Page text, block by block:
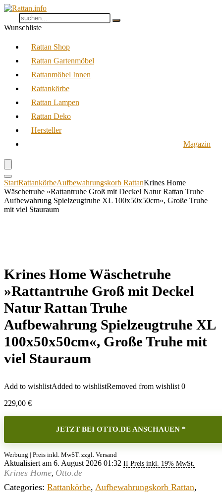
Wunschliste
Rattan Shop
Rattan Gartenmöbel
Rattanmöbel Innen
Rattankörbe
Rattan Lampen
Rattan Deko
Hersteller
Magazin
StartRattankörbeAufbewahrungskorb RattanKrines Home
Wäschetruhe »Rattantruhe Groß mit Deckel Natur Rattan Truhe
Aufbewahrung Spielzeugtruhe XL 100x50x50cm«, Große Truhe
mit viel Stauraum
Krines Home Wäschetruhe
»Rattantruhe Groß mit Deckel
Natur Rattan Truhe
Aufbewahrung Spielzeugtruhe XL
100x50x50cm«, Große Truhe mit
viel Stauraum
Add to wishlistAdded to wishlistRemoved from wishlist 0
229,00 €
JETZT BEI OTTO.DE ANSCHAUEN *
Werbung | Preis inkl. MwST. zzgl. Versand
Aktualisiert am 6. August 2026 01:32 II Preis inkl. 19% MwSt.
Krines Home, Otto.de
Categories: Rattankörbe, Aufbewahrungskorb Rattan,